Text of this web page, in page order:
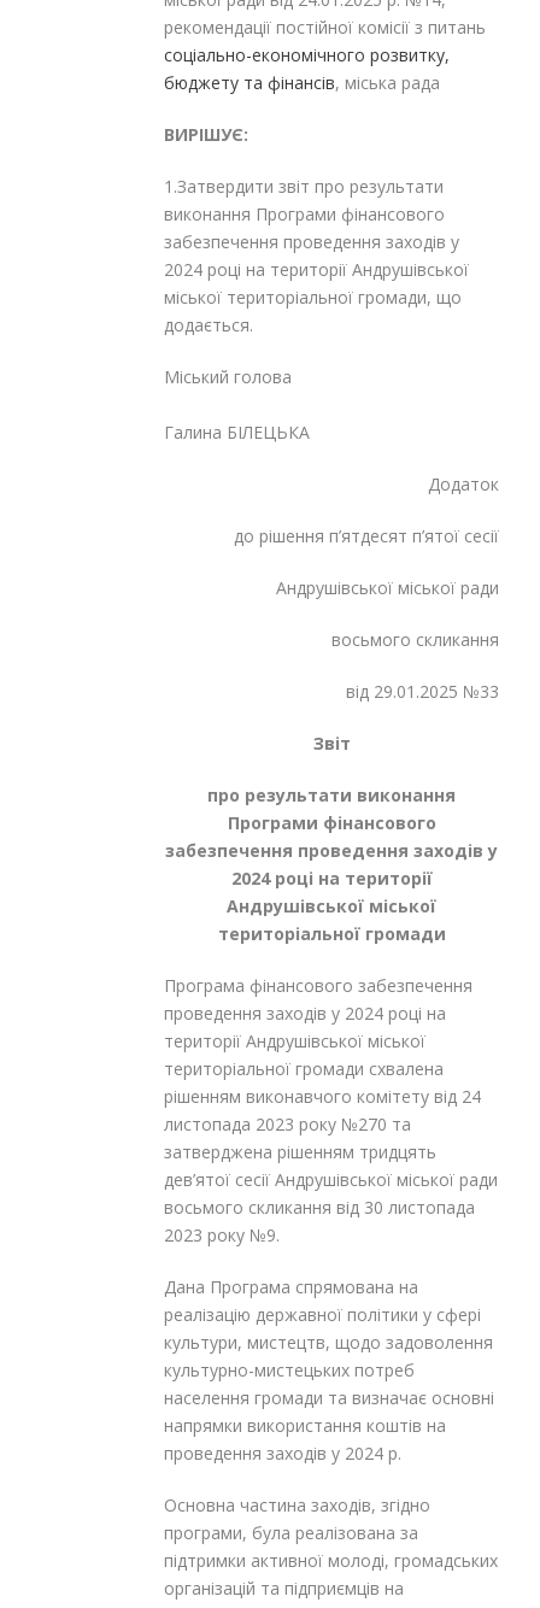
рекомендації постійної комісії з питань
соціально-економічного розвитку,
бюджету та фінансів, міська рада
ВИРІШУЄ:
1.Затвердити звіт про результати
виконання Програми фінансового
забезпечення проведення заходів у
2024 році на території Андрушівської
міської територіальної громади, що
додається.
Міський голова
Галина БІЛЕЦЬКА
Додаток
до рішення п’ятдесят п’ятої сесії
Андрушівської міської ради
восьмого скликання
від 29.01.2025 №33
Звіт
про результати виконання
Програми фінансового
забезпечення проведення заходів у
2024 році на території
Андрушівської міської
територіальної громади
Програма фінансового забезпечення
проведення заходів у 2024 році на
території Андрушівської міської
територіальної громади схвалена
рішенням виконавчого комітету від 24
листопада 2023 року №270 та
затверджена рішенням тридцять
дев’ятої сесії Андрушівської міської ради
восьмого скликання від 30 листопада
2023 року №9.
Дана Програма спрямована на
реалізацію державної політики у сфері
культури, мистецтв, щодо задоволення
культурно-мистецьких потреб
населення громади та визначає основні
напрямки використання коштів на
проведення заходів у 2024 р.
Основна частина заходів, згідно
програми, була реалізована за
підтримки активної молоді, громадських
організацій та підприємців на